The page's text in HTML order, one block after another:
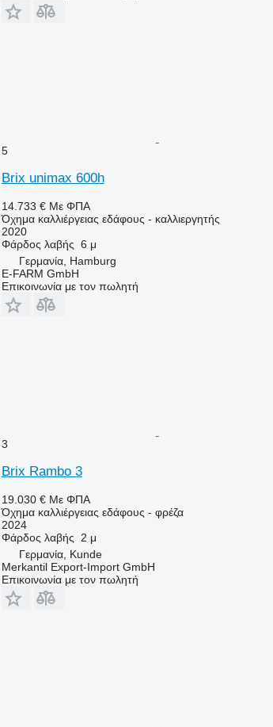
5
Brix unimax 600h
14.733 € Με ΦΠΑ
Όχημα καλλιέργειας εδάφους - καλλιεργητής
2020
Φάρδος λαβής 6 μ
Γερμανία, Hamburg
E-FARM GmbH
Επικοινωνία με τον πωλητή
3
Brix Rambo 3
19.030 € Με ΦΠΑ
Όχημα καλλιέργειας εδάφους - φρέζα
2024
Φάρδος λαβής
2 μ
Γερμανία, Kunde
Merkantil Export-Import GmbH
Επικοινωνία με τον πωλητή